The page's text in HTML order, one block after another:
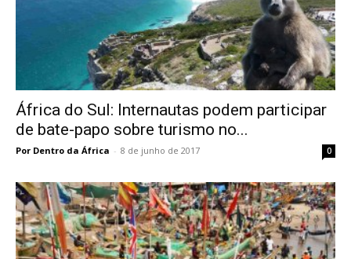
África do Sul: Internautas podem participar
de bate-papo sobre turismo no...
Por Dentro da África - 8 de junho de 2017 0